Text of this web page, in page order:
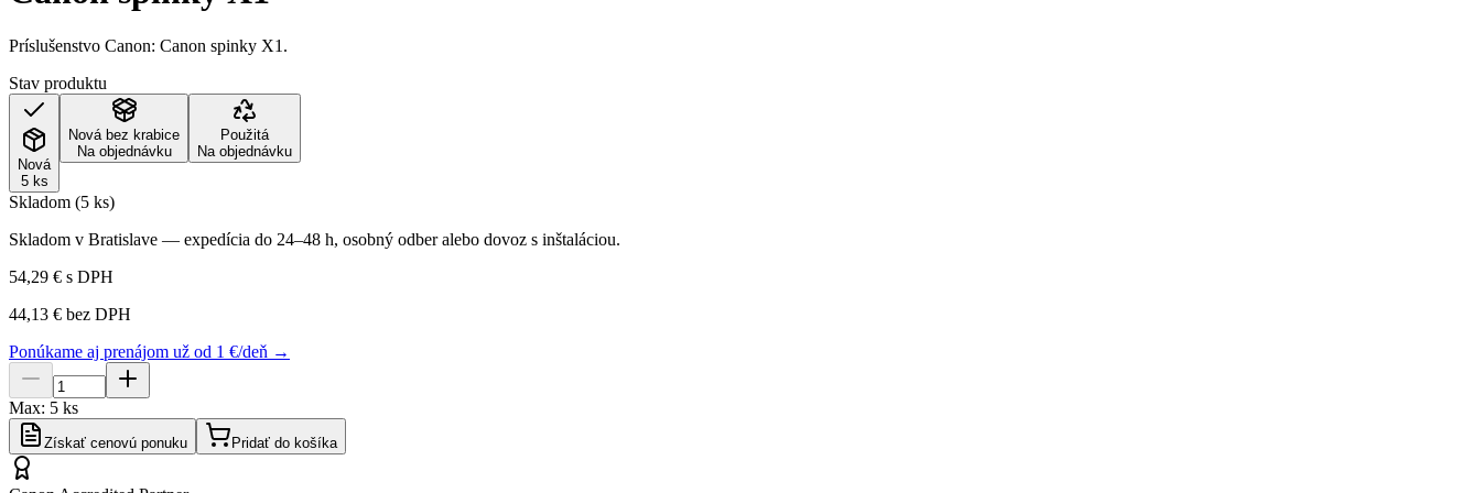
Príslušenstvo Canon: Canon spinky X1.
Stav produktu
Nová
5 ks
Nová bez krabice
Na objednávku
Použitá
Na objednávku
Skladom (5 ks)
Skladom v Bratislave — expedícia do 24–48 h, osobný odber alebo dovoz s inštaláciou.
54,29 € s DPH
44,13 € bez DPH
Ponúkame aj prenájom už od 1 €/deň →
Max: 5 ks
Získať cenovú ponuku Pridať do košíka